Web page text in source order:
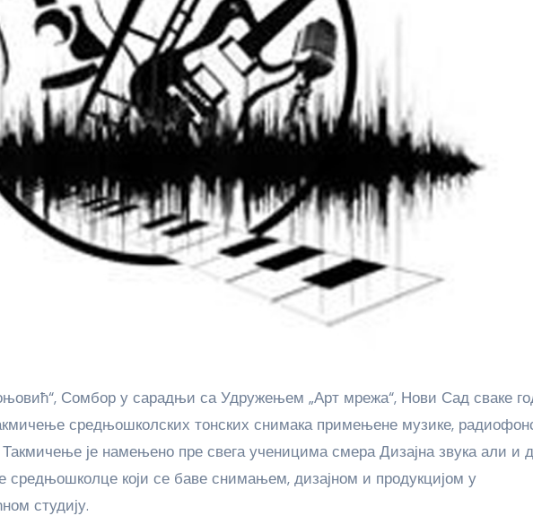
средњошколских тонских снимака примењене музике,
је намењено пре свега ученицима смера Дизајна звука али и
средњошколце који се баве снимањем, дизајном и продукцијом у
студију.